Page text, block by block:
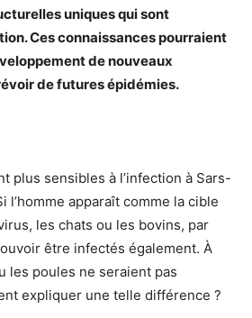
uniques qui sont
Ces connaissances pourraient
de nouveaux
de futures épidémies.
plus sensibles à l’infection à Sars-
l’homme apparaît comme la cible
les chats ou les bovins, par
être infectés également. À
les poules ne seraient pas
expliquer une telle différence ?